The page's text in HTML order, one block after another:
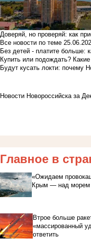
Доверяй, но проверяй: как
Все новости по теме
Без детей - платите больше:
Купить или подождать?
Будут кусать локти: почему
Новости Новороссийска за
Главное в
«Ожидаем
Крым — над морем
Втрое больше
«массированный
ответить